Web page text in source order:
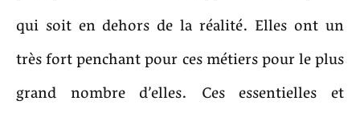
qui soit en dehors de la réalité. Elles ont un
très fort penchant pour ces métiers pour le plus
grand nombre d’elles. Ces essentielles et